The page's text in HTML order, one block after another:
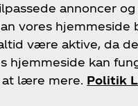
jeg point
annoncer
vores hjemmeside
være aktive, da
hjemmeside kan
at lære mere. Politik